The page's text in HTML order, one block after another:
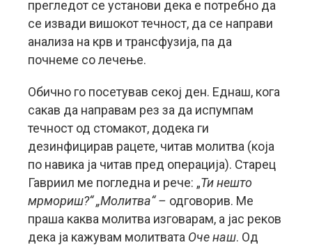
прегледот се установи дека е потребно да
се извади вишокот течност, да се направи
анализа на крв и трансфузија, па да
почнеме со лечење.
Обично го посетував секој ден. Еднаш, кога
сакав да направам рез за да испумпам
течност од стомакот, додека ги
дезинфицирав рацете, читав молитва (која
по навика ја читав пред операција). Старец
Гавриил ме погледна и рече: „Ти нешто
мрмориш?“ „Молитва“ – одговорив. Ме
праша каква молитва изговарам, а јас реков
дека ја кажувам молитвата Оче наш. Од